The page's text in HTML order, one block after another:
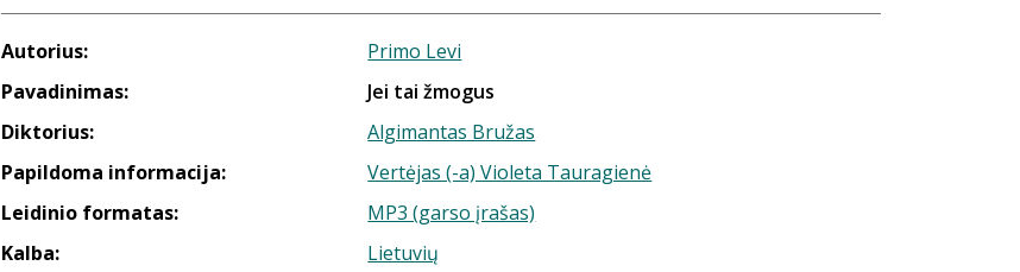
Autorius:
Primo Levi
Pavadinimas:
Jei tai žmogus
Diktorius:
Algimantas Bružas
Papildoma informacija:
Vertėjas (-a) Violeta Tauragienė
Leidinio formatas:
MP3 (garso įrašas)
Kalba:
Lietuvių